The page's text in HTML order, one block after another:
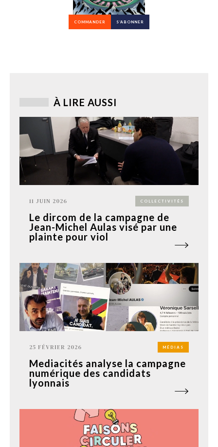
COMMANDER S’ABONNER
À LIRE AUSSI
11 JUIN 2026 COLLECTIVITÉS
Le dircom de la campagne de
Jean-Michel Aulas visé par une
plainte pour viol
25 FÉVRIER 2026 MÉDIAS
Mediacités analyse la campagne
numérique des candidats
lyonnais